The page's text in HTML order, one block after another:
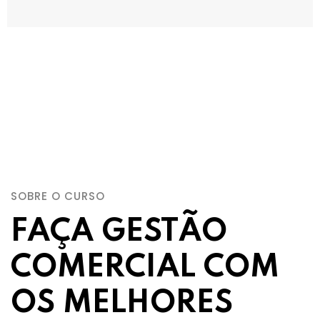
SOBRE O CURSO
FAÇA GESTÃO
COMERCIAL COM
OS MELHORES